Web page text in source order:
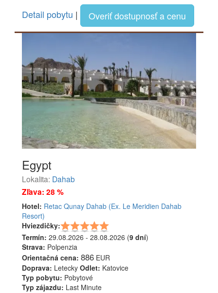
Detail pobytu | Overiť dostupnosť a cenu
Egypt
Lokalita: Dahab
Zľava: 28 %
Hotel: Retac Qunay Dahab (Ex. Le Meridien Dahab
Resort)
Hviezdičky:
Termín: 29.08.2026 - 28.08.2026 (9 dní)
Strava: Polpenzia
Orientačná cena: 886 EUR
Doprava: Letecky Odlet: Katovice
Typ pobytu: Pobytové
Typ zájazdu: Last Minute